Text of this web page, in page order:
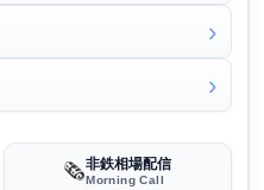
🗞️非鉄相場配信
Morning Call